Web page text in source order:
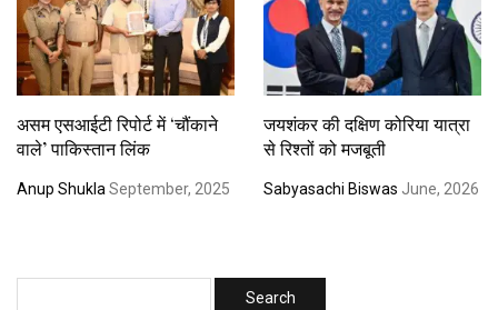
असम एसआईटी रिपोर्ट में ‘चौंकाने
वाले’ पाकिस्तान लिंक
Anup ShuklaSeptember, 2025
जयशंकर की दक्षिण कोरिया यात्रा
से रिश्तों को मजबूती
Sabyasachi Biswas June, 2026